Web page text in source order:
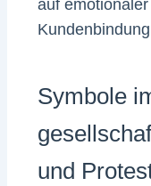
auf
Symbole
und